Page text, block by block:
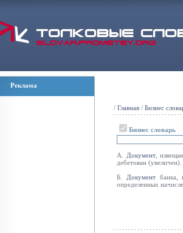
Реклама
/ Главная / Бизнес
Бизнес словарь
А. Документ,
дебетован (увеличен).
Б.
Документбанка,
определенных